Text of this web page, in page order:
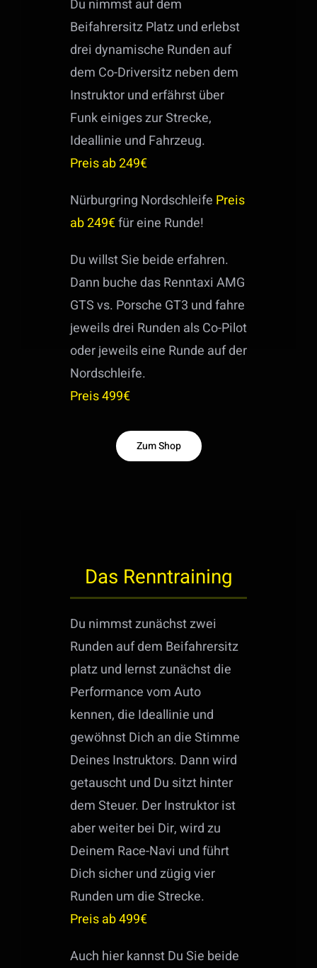
Du nimmst auf dem
Beifahrersitz Platz und erlebst
drei dynamische Runden auf
dem Co-Driversitz neben dem
Instruktor und erfährst über
Funk einiges zur Strecke,
Ideallinie und Fahrzeug.
Preis ab 249€
Nürburgring Nordschleife Preis
ab 249€für eine Runde!
Du willst Sie beide erfahren.
Dann buche das Renntaxi AMG
GTS vs. Porsche GT3 und fahre
jeweils drei Runden als Co-Pilot
oder jeweils eine Runde auf der
Nordschleife.
Preis 499€
Zum Shop
Das Renntraining
Du nimmst zunächst zwei
Runden auf dem Beifahrersitz
platz und lernst zunächst die
Performance vom Auto
kennen, die Ideallinie und
gewöhnst Dich an die Stimme
Deines Instruktors. Dann wird
getauscht und Du sitzt hinter
dem Steuer. Der Instruktor ist
aber weiter bei Dir, wird zu
Deinem Race-Navi und führt
Dich sicher und zügig vier
Runden um die Strecke.
Preis ab 499€
Auch hier kannst Du Sie beide